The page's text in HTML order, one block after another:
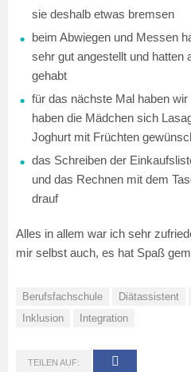
sie deshalb etwas bremsen
beim Abwiegen und Messen
sehr gut angestellt und hatten
gehabt
für das nächste Mal haben
haben die Mädchen sich
Joghurt mit Früchten
das Schreiben der
und das Rechnen mit dem
drauf
Alles in allem war ich sehr
mir selbst auch, es hat Spaß
Berufsfachschule Diätassistent
Inklusion
Integration
TEILEN AUF: